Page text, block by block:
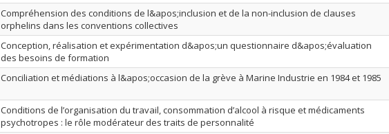
Compréhension des conditions de l&apos;inclusion et de la non-inclusion de clauses
orphelins dans les conventions collectives
Conception, réalisation et expérimentation d&apos;un questionnaire d&apos;évaluation
des besoins de formation
Conciliation et médiations à l&apos;occasion de la grève à Marine Industrie en 1984 et 1985
Conditions de l’organisation du travail, consommation d’alcool à risque et médicaments
psychotropes : le rôle modérateur des traits de personnalité